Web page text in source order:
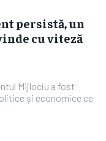
persistă, un
cu viteză
Mijlociu a fost
și economice ce